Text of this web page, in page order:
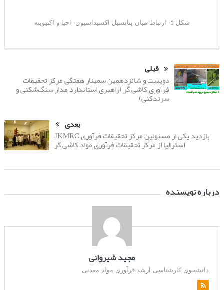
شکل ۵- ارتباط میان پتانسیل اکسیداسیون- احیا و اکتیویته
قبلی
دویست و شانزدهمین سمینار هفتگی مرکز تحقیقات
فرآوری کاشی گر (راهبری استاندارد مدار سنگ‌شکنی و
سرندکنی)
بعدی
بازدید یکی از مسئولین مرکز تحقیقات فرآوری JKMRC
استرالیا از مرکز تحقیقات فرآوری مواد کاشی گر
درباره نویسنده
مجید شیروانی
دانشجوی کارشناسی ارشد فرآوری مواد معدنی